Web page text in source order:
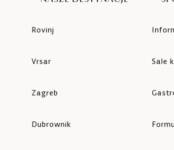
Rovinj
Vrsar
Zagreb
Dubrownik
Sale